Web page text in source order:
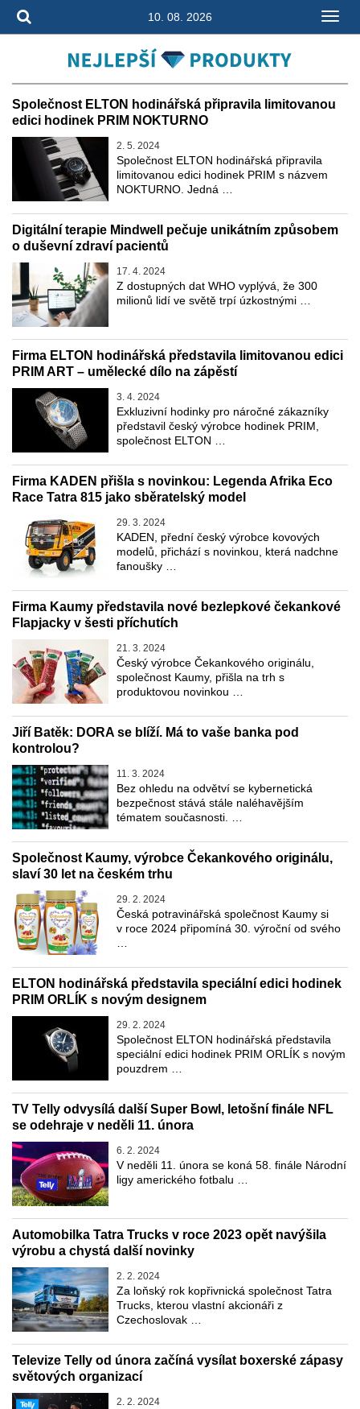
10. 08. 2026
Společnost ELTON hodinářská připravila limitovanou
edici hodinek PRIM NOKTURNO
2. 5. 2024
Společnost ELTON hodinářská připravila
limitovanou edici hodinek PRIM s názvem
NOKTURNO. Jedná …
Digitální terapie Mindwell pečuje unikátním způsobem
o duševní zdraví pacientů
17. 4. 2024
Z dostupných dat WHO vyplývá, že 300
milionů lidí ve světě trpí úzkostnými …
Firma ELTON hodinářská představila limitovanou edici
PRIM ART – umělecké dílo na zápěstí
3. 4. 2024
Exkluzivní hodinky pro náročné zákazníky
představil český výrobce hodinek PRIM,
společnost ELTON …
Firma KADEN přišla s novinkou: Legenda Afrika Eco
Race Tatra 815 jako sběratelský model
29. 3. 2024
KADEN, přední český výrobce kovových
modelů, přichází s novinkou, která nadchne
fanoušky …
Firma Kaumy představila nové bezlepkové čekankové
Flapjacky v šesti příchutích
21. 3. 2024
Český výrobce Čekankového originálu,
společnost Kaumy, přišla na trh s
produktovou novinkou …
Jiří Batěk: DORA se blíží. Má to vaše banka pod
kontrolou?
11. 3. 2024
Bez ohledu na odvětví se kybernetická
bezpečnost stává stále naléhavějším
tématem současnosti. …
Společnost Kaumy, výrobce Čekankového originálu,
slaví 30 let na českém trhu
29. 2. 2024
Česká potravinářská společnost Kaumy si
v roce 2024 připomíná 30. výroční od svého
ELTON hodinářská představila speciální edici hodinek
PRIM ORLÍK s novým designem
29. 2. 2024
Společnost ELTON hodinářská představila
speciální edici hodinek PRIM ORLÍK s novým
pouzdrem …
TV Telly odvysílá další Super Bowl, letošní finále NFL
se odehraje v neděli 11. února
6. 2. 2024
V neděli 11. února se koná 58. finále Národní
ligy amerického fotbalu …
Automobilka Tatra Trucks v roce 2023 opět navýšila
výrobu a chystá další novinky
2. 2. 2024
Za loňský rok kopřivnická společnost Tatra
Trucks, kterou vlastní akcionáři z
Czechoslovak …
Televize Telly od února začíná vysílat boxerské zápasy
světových organizací
2. 2. 2024